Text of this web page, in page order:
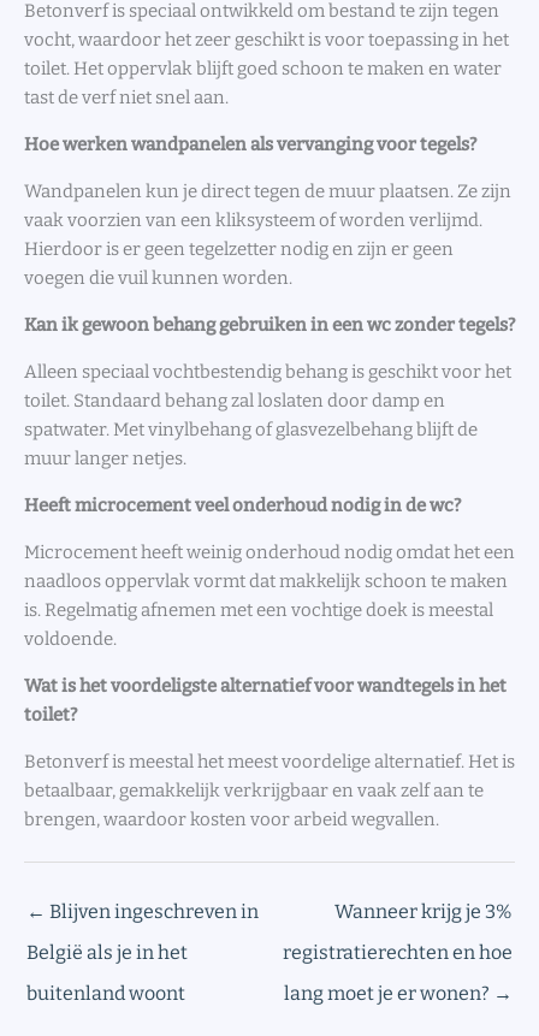
Betonverf is speciaal ontwikkeld om bestand te zijn tegen
vocht, waardoor het zeer geschikt is voor toepassing in het
toilet. Het oppervlak blijft goed schoon te maken en water
tast de verf niet snel aan.
Hoe werken wandpanelen als vervanging voor tegels?
Wandpanelen kun je direct tegen de muur plaatsen. Ze zijn
vaak voorzien van een kliksysteem of worden verlijmd.
Hierdoor is er geen tegelzetter nodig en zijn er geen
voegen die vuil kunnen worden.
Kan ik gewoon behang gebruiken in een wc zonder tegels?
Alleen speciaal vochtbestendig behang is geschikt voor het
toilet. Standaard behang zal loslaten door damp en
spatwater. Met vinylbehang of glasvezelbehang blijft de
muur langer netjes.
Heeft microcement veel onderhoud nodig in de wc?
Microcement heeft weinig onderhoud nodig omdat het een
naadloos oppervlak vormt dat makkelijk schoon te maken
is. Regelmatig afnemen met een vochtige doek is meestal
voldoende.
Wat is het voordeligste alternatief voor wandtegels in het
toilet?
Betonverf is meestal het meest voordelige alternatief. Het is
betaalbaar, gemakkelijk verkrijgbaar en vaak zelf aan te
brengen, waardoor kosten voor arbeid wegvallen.
← Blijven ingeschreven in
België als je in het
buitenland woont
Wanneer krijg je 3%
registratierechten en hoe
lang moet je er wonen? →